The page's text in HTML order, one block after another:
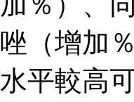
唑（增加
水平較高